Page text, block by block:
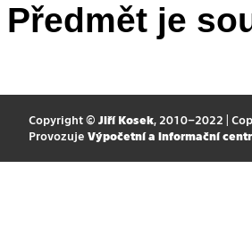
Předmět je
Copyright © Jiří Kosek, 2010–2022 |
Provozuje Výpočetní a informační